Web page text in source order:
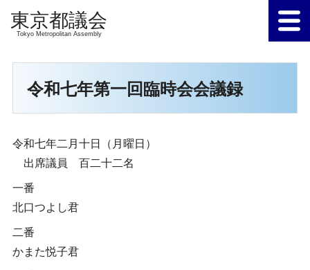
Tokyo Metropolitan Assembly
令和七年第一回臨時会会議録
令和七年二月十日（月曜日）
出席議員 百二十二名
一番
北口つよし君
二番
かまた悦子君